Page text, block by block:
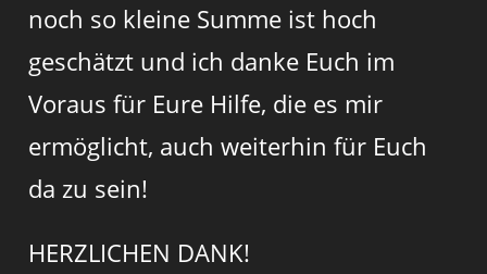
noch so kleine Summe ist hoch
geschätzt und ich danke Euch im
Voraus für Eure Hilfe, die es mir
ermöglicht, auch weiterhin für Euch
da zu sein!
HERZLICHEN DANK!